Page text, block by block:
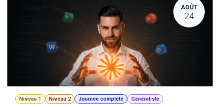
AOÛT
24
Niveau 1 Niveau 2 Journée complète Généraliste